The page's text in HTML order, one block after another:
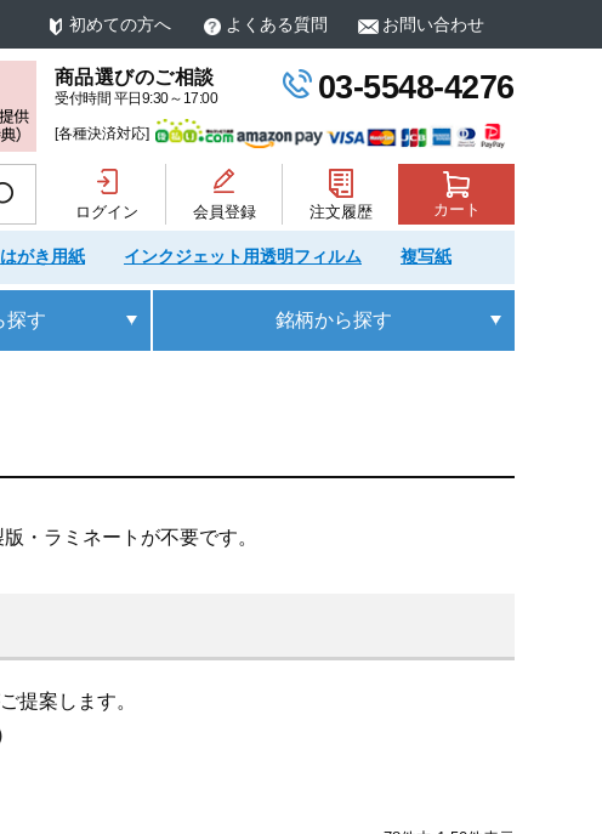
初めての方へ よくある質問 お問い合わせ
商品選びのご相談
受付時間 平日9:30～17:00 03-5548-4276
[各種決済対応]
ログイン 会員登録 注文履歴 カート
はがき用紙 インクジェット用透明フィルム 複写紙
探す 銘柄から探す
・ラミネートが不要です。
提案します。